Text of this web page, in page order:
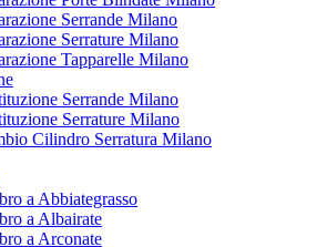
Serrande Milano
Serrature Milano
Tapparelle Milano
Serrande Milano
Serrature Milano
Cilindro Serratura Milano
a Abbiategrasso
a Albairate
a Arconate